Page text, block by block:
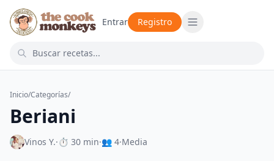
Entrar Registro
Inicio/Categorías/
Beriani
Vinos Y.·⏱ 30 min·👥 4·Media